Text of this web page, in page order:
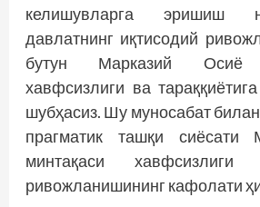
келишувларга эришиш
давлатнинг иқтисодий
бутун Марказий Осиё
хавфсизлиги ва
шубҳасиз. Шу муносабат
прагматик ташқи сиёсати
минтақаси
ривожланишининг кафолати